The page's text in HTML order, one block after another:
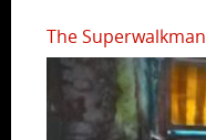
The Superwalkman